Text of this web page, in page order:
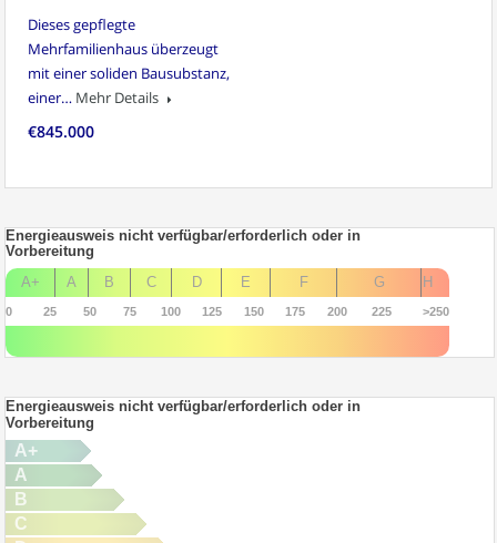
Dieses gepflegte
Mehrfamilienhaus überzeugt
mit einer soliden Bausubstanz,
einer… Mehr Details
€845.000
Energieausweis nicht verfügbar/erforderlich oder in
Vorbereitung
A+
A B C D E F G H
0 25 50 75 100 125 150 175 200 225 >250
Energieausweis nicht verfügbar/erforderlich oder in
Vorbereitung
A+
A
B
C